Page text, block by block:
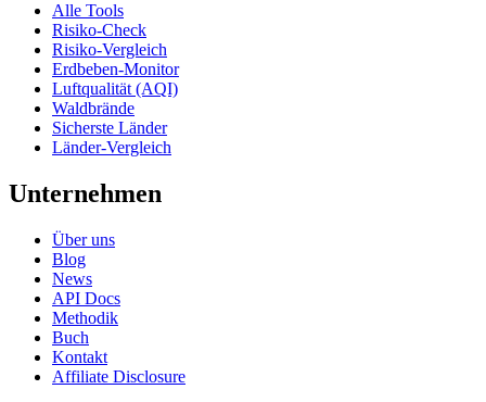
Alle Tools
Risiko-Check
Risiko-Vergleich
Erdbeben-Monitor
Luftqualität (AQI)
Waldbrände
Sicherste Länder
Länder-Vergleich
Unternehmen
Über uns
Blog
News
API Docs
Methodik
Buch
Kontakt
Affiliate Disclosure